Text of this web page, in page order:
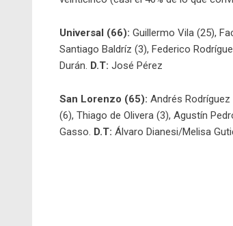
Universal (66): Guillermo Vila (25),
Santiago Baldríz (3), Federico
Durán. D.T: José Pérez
San Lorenzo (65): Andrés
(6), Thiago de Olivera (3), Agustín
Gasso. D.T: Álvaro Dianesi/Melisa